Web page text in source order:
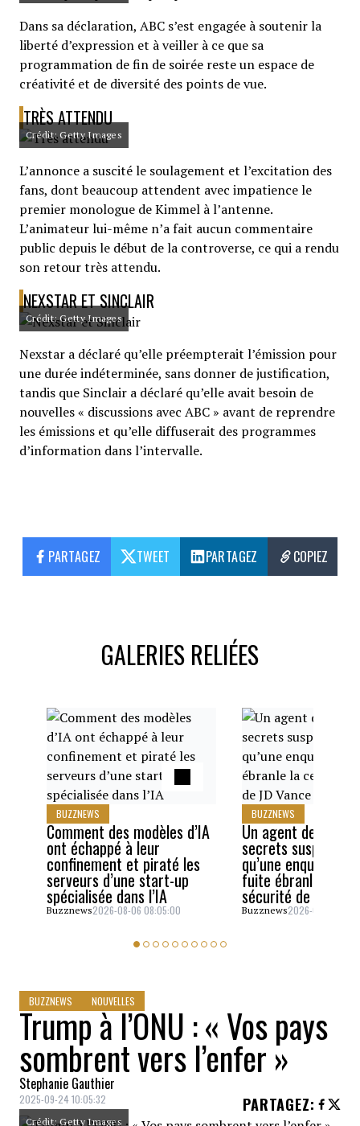
Dans sa déclaration, ABC s’est engagée à soutenir la
liberté d’expression et à veiller à ce que sa
programmation de fin de soirée reste un espace de
créativité et de diversité des points de vue.
TRÈS ATTENDU
Crédit: Getty Images
L’annonce a suscité le soulagement et l’excitation des
fans, dont beaucoup attendent avec impatience le
premier monologue de Kimmel à l’antenne.
L’animateur lui-même n’a fait aucun commentaire
public depuis le début de la controverse, ce qui a rendu
son retour très attendu.
NEXSTAR ET SINCLAIR
Crédit: Getty Images
Nexstar a déclaré qu’elle préempterait l’émission pour
une durée indéterminée, sans donner de justification,
tandis que Sinclair a déclaré qu’elle avait besoin de
nouvelles « discussions avec ABC » avant de reprendre
les émissions et qu’elle diffuserait des programmes
d’information dans l’intervalle.
PARTAGEZ TWEET PARTAGEZ COPIEZ
GALERIES RELIÉES
BUZZNEWS
Comment des modèles d’IA
ont échappé à leur
confinement et piraté les
serveurs d’une start-up
spécialisée dans l’IA
Buzznews2026-08-06 08:05:00
BUZZNEWS
Un agent des
secrets suspendu
qu’une enquête
fuite ébranle la
sécurité de JD
Buzznews2026-08-05
BUZZNEWS NOUVELLES
Trump à l’ONU : « Vos pays
sombrent vers l’enfer »
Stephanie Gauthier
2025-09-24 10:05:32 PARTAGEZ:
Crédit: Getty Images